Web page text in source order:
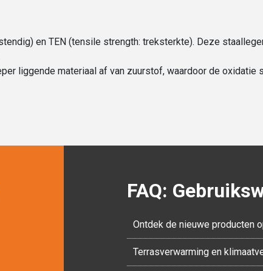
en TEN (tensile strength: treksterkte). Deze
liggende materiaal af van zuurstof, waardoor de
FAQ:
Ontdek de nieuwe producten
Terrasverwarming en